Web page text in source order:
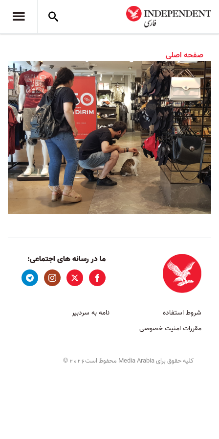
صفحه اصلی
ما در رسانه های اجتماعی:
شروط استفاده
مقررات امنیت خصوصی
نامه به سردبیر
کلیه حقوق برای Media Arabia محفوظ است 2026
©